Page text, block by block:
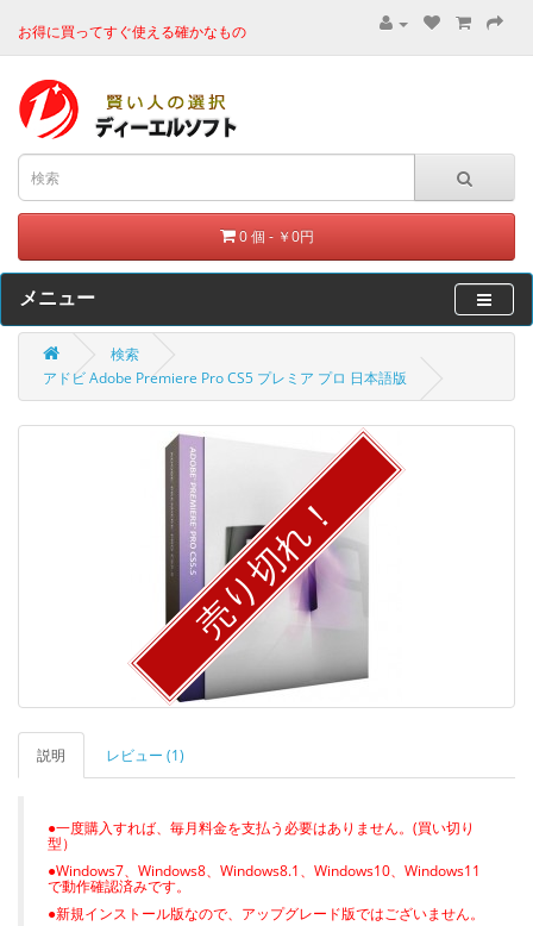
お得に買ってすぐ使える確かなもの
0 個 - ￥0円
メニュー
検索
アドビ Adobe Premiere Pro CS5 プレミア プロ 日本語版
売り切れ！
説明 レビュー (1)
●一度購入すれば、毎月料金を支払う必要はありません。(買い切り
型）
●Windows7、Windows8、Windows8.1、Windows10、Windows11
で動作確認済みです。
●新規インストール版なので、アップグレード版ではございません。